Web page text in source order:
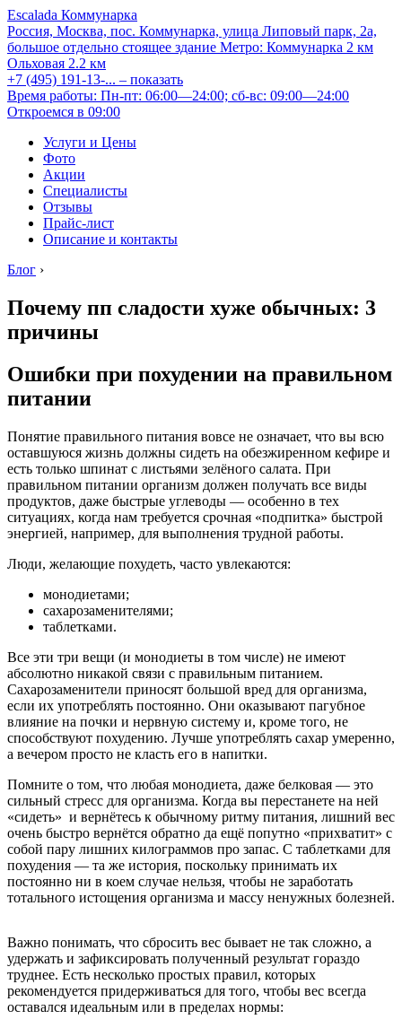
Escalada Коммунарка
Россия, Москва, пос. Коммунарка, улица Липовый парк, 2а,
большое отдельно стоящее здание Метро: Коммунарка 2 км
Ольховая 2.2 км
+7 (495) 191-13-... – показать
Время работы: Пн-пт: 06:00—24:00; сб-вс: 09:00—24:00
Откроемся в 09:00
Услуги и Цены
Фото
Акции
Специалисты
Отзывы
Прайс-лист
Описание и контакты
Блог ›
Почему пп сладости хуже обычных: 3
причины
Ошибки при похудении на правильном
питании
Понятие правильного питания вовсе не означает, что вы всю
оставшуюся жизнь должны сидеть на обезжиренном кефире и
есть только шпинат с листьями зелёного салата. При
правильном питании организм должен получать все виды
продуктов, даже быстрые углеводы — особенно в тех
ситуациях, когда нам требуется срочная «подпитка» быстрой
энергией, например, для выполнения трудной работы.
Люди, желающие похудеть, часто увлекаются:
монодиетами;
сахарозаменителями;
таблетками.
Все эти три вещи (и монодиеты в том числе) не имеют
абсолютно никакой связи с правильным питанием.
Сахарозаменители приносят большой вред для организма,
если их употреблять постоянно. Они оказывают пагубное
влияние на почки и нервную систему и, кроме того, не
способствуют похудению. Лучше употреблять сахар умеренно,
а вечером просто не класть его в напитки.
Помните о том, что любая монодиета, даже белковая — это
сильный стресс для организма. Когда вы перестанете на ней
«сидеть» и вернётесь к обычному ритму питания, лишний вес
очень быстро вернётся обратно да ещё попутно «прихватит» с
собой пару лишних килограммов про запас. С таблетками для
похудения — та же история, поскольку принимать их
постоянно ни в коем случае нельзя, чтобы не заработать
тотального истощения организма и массу ненужных болезней.
Важно понимать, что сбросить вес бывает не так сложно, а
удержать и зафиксировать полученный результат гораздо
труднее. Есть несколько простых правил, которых
рекомендуется придерживаться для того, чтобы вес всегда
оставался идеальным или в пределах нормы: